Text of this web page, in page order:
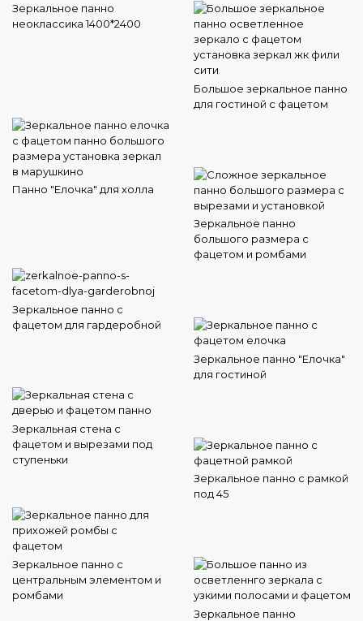
Зеркальное панно
неоклассика 1400*2400
Большое зеркальное панно
для гостиной с фацетом
Панно "Елочка" для холла
Зеркальное панно
большого размера с
фацетом и ромбами
Зеркальное панно с
фацетом для гардеробной
Зеркальное панно "Елочка"
для гостиной
Зеркальная стена с
фацетом и вырезами под
ступеньки
Зеркальное панно с рамкой
под 45
Зеркальное панно с
центральным элементом и
ромбами
Зеркальное панно